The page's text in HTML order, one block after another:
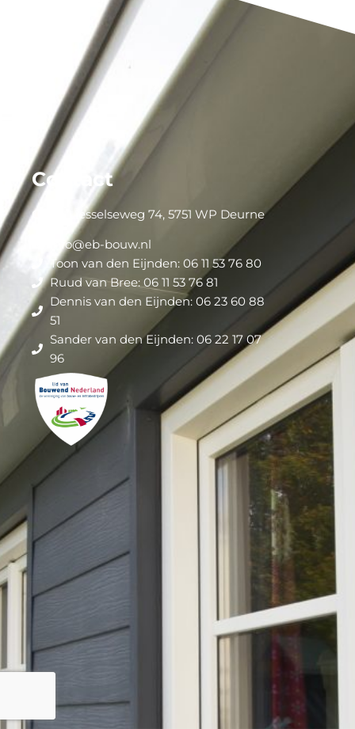
Contact
Oude Liesselseweg 74, 5751 WP Deurne
info@eb-bouw.nl
Toon van den Eijnden: 06 11 53 76 80
Ruud van Bree: 06 11 53 76 81
Dennis van den Eijnden: 06 23 60 88
51
Sander van den Eijnden: 06 22 17 07
96